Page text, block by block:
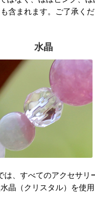
含まれます。ご了承くだ
水晶
は、すべてのアクセサリ
晶（クリスタル）を使用